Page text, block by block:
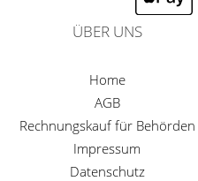
ÜBER UNS
Home
AGB
Rechnungskauf für Behörden
Impressum
Datenschutz